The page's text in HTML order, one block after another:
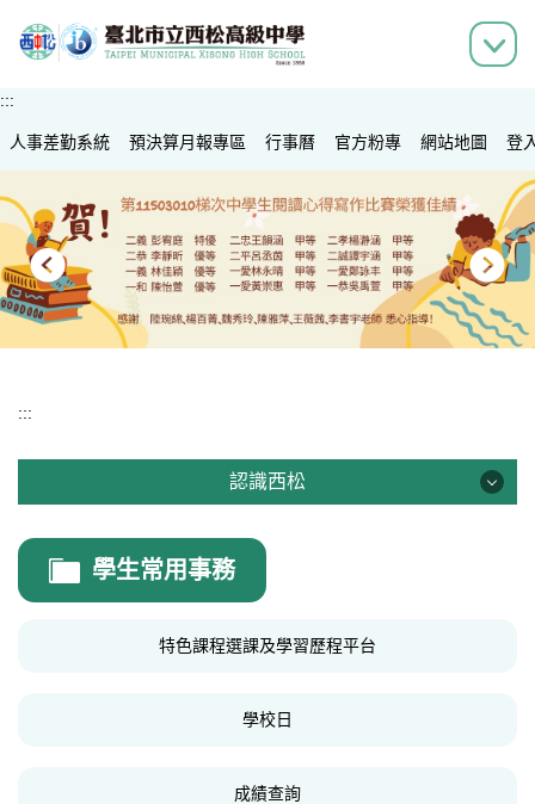
到
容
區
:::
人事差勤系統 預決算月報專區 行事曆 官方粉專 網站地圖 登
:::
認識西松
認識西松
學生常用事務
特色課程選課及學習歷程平台
學校日
成績查詢